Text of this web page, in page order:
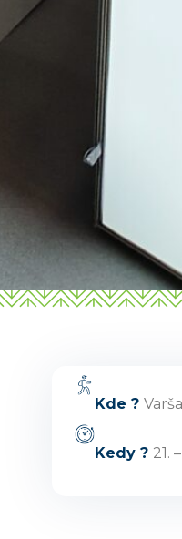
Kde ?
Kedy ? 21.